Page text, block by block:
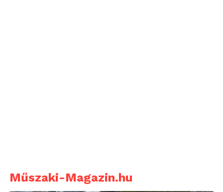
Műszaki-Magazin.hu